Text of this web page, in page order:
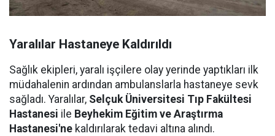
Yaralılar Hastaneye Kaldırıldı
Sağlık ekipleri, yaralı işçilere olay yerinde yaptıkları ilk
müdahalenin ardından ambulanslarla hastaneye sevk
sağladı. Yaralılar, Selçuk Üniversitesi Tıp Fakültesi
Hastanesi ile Beyhekim Eğitim ve Araştırma
Hastanesi'ne kaldırılarak tedavi altına alındı.